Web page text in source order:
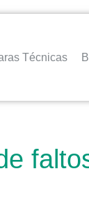
Técnicas